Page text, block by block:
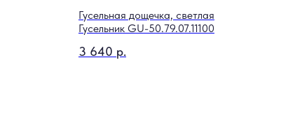
Гусельная дощечка, светлая
Гусельник GU-50.79.07.11100
3 640 р.